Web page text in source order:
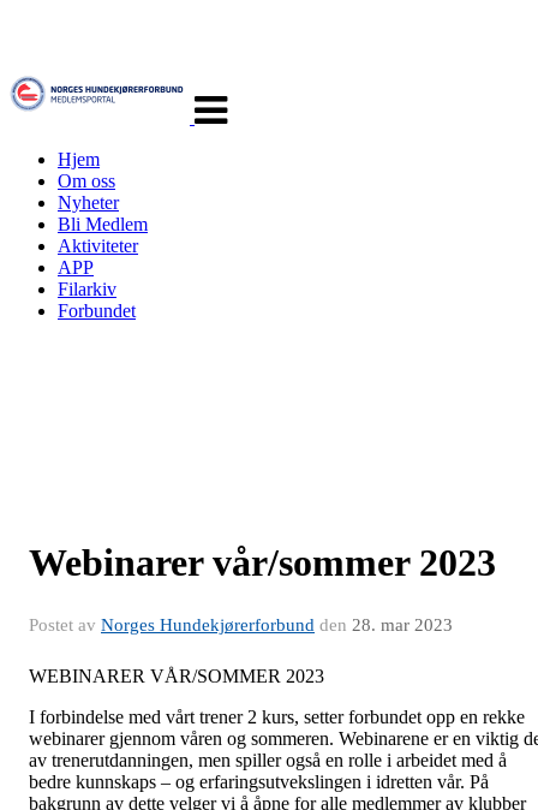
navigasjon
Hjem
Om oss
Nyheter
Bli Medlem
Aktiviteter
APP
Filarkiv
Forbundet
Webinarer vår/sommer 2023
Postet av Norges Hundekjørerforbund den 28. mar 2023
WEBINARER VÅR/SOMMER 2023
I forbindelse med vårt trener 2 kurs, setter forbundet opp en rekke
webinarer gjennom våren og sommeren. Webinarene er en viktig
av trenerutdanningen, men spiller også en rolle i arbeidet med å
bedre kunnskaps – og erfaringsutvekslingen i idretten vår. På
bakgrunn av dette velger vi å åpne for alle medlemmer av klubber